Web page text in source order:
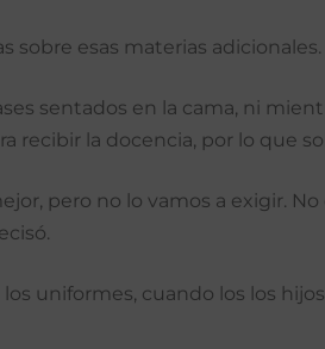
sobre esas materias adicionales.
sentados en la cama, ni
recibir la docencia, por lo que
pero no lo vamos a exigir.
uniformes, cuando los los